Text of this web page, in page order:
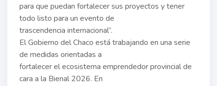
para que puedan fortalecer sus proyectos y tener
todo listo para un evento de
trascendencia internacional”.
El Gobierno del Chaco está trabajando en una serie
de medidas orientadas a
fortalecer el ecosistema emprendedor provincial de
cara a la Bienal 2026. En